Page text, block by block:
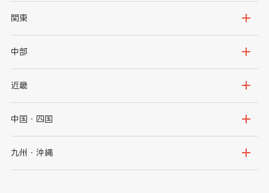
北海道
岩手県
秋田県
関東
茨城県
群馬県
千葉県
中部
新潟県
石川県
山梨県
近畿
大阪府
京都府
中国・四国
鳥取県
九州・沖縄